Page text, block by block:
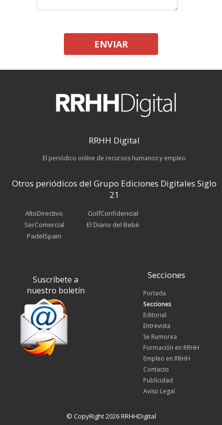
ENVIAR
RRHH Digital
El periódico online de recursos humanos y empleo
Otros periódicos del Grupo Ediciones Digitales Siglo
21
AltoDirectivo
SerComercial
PadelSpain
GolfConfidencial
El Diario del Bebé
Suscríbete a
nuestro boletín
Secciones
Portada
Secciones
Editorial
Entrevista
Se Rumorea
Formación en RRHH
Empleo en RRHH
Contacto
Publicidad
Aviso Legal
© CopyRight 2026 RRHHDigital